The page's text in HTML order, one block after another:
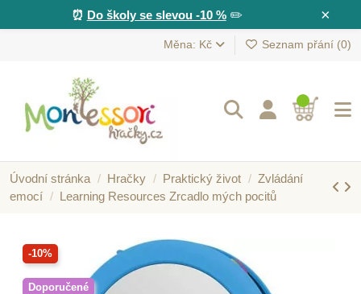
×
⏰ Do školy se slevou -10 %✏️
Měna: Kč Seznam přání (0)
Úvodní stránka Hračky Praktický život
Zvládání
emocí
Learning Resources Zrcadlo mých pocitů
-10%
Doporučené